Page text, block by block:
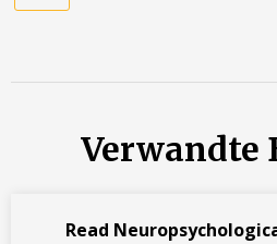
Verwandte
Read